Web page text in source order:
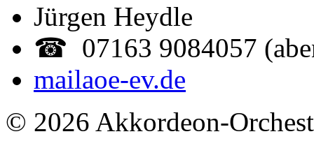
Jürgen Heydle
☎ 07163 9084057
mailaoe-ev.de
© 2026 Akkordeon-